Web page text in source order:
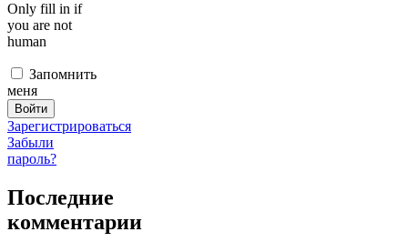
Only fill in if
you are not
human
Запомнить
меня
Зарегистрироваться
Забыли
пароль?
Последние
комментарии